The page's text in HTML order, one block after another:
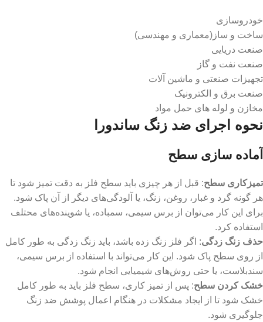
خودروسازی
ساخت و ساز(معماری و مهندسی)
صنعت دریایی
صنعت نفت و گاز
تجهیزات صنعتی و ماشین آلات
صنعت برق و الکترونیک
مخازن و لوله های حمل مواد
نحوه اجرای ضد زنگ ساندورا
آماده سازی سطح
تمیزکاری سطح: قبل از هر چیزی باید سطح فلز به دقت تمیز شود تا
هر گونه گرد و غبار، روغن، زنگ، یا آلودگی‌های دیگر از آن پاک شود.
برای این کار می‌توان از برس سیمی، سمباده، یا شوینده‌های محتلف
استفاده کرد.
حذف زنگ زدگی: اگر فلز زنگ زده باشد، باید زنگ زدگی به طور کامل
از روی سطح پاک شود. این کار می‌تواند با استفاده از برس سیمی،
سندبلاست، یا حتی روش‌های شیمیایی انجام شود.
خشک کردن سطح: پس از تمیز کاری، سطح فلز باید به طور کامل
خشک شود تا از ایجاد مشکلات در هنگام اعمال پوشش ضد زنگ
جلوگیری شود.